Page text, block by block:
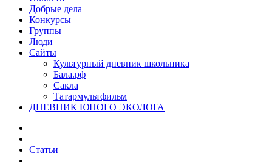
Добрые дела
Конкурсы
Группы
Люди
Сайты
Культурный дневник школьника
Бала.рф
Сакла
Татармультфильм
ДНЕВНИК ЮНОГО ЭКОЛОГА
Статьи